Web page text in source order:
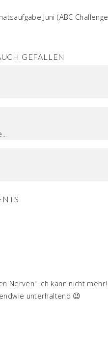
Juni (ABC
GEFALLEN
Nerven" ich kann nicht
unterhaltend 😉